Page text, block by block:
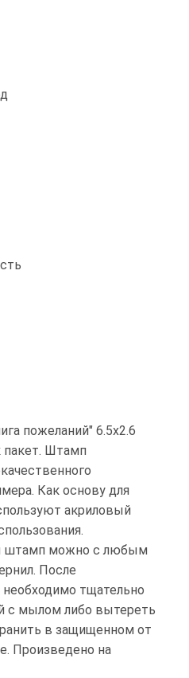
пожеланий" 6.5х2.6
пакет. Штамп
Как основу для
акриловый
штамп можно с любым
После
тщательно
с мылом либо вытереть
в защищенном от
Произведено на